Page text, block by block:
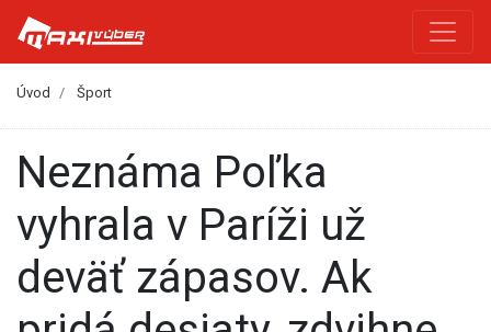
Úvod Šport
Neznáma Poľka
vyhrala v Paríži už
deväť zápasov. Ak